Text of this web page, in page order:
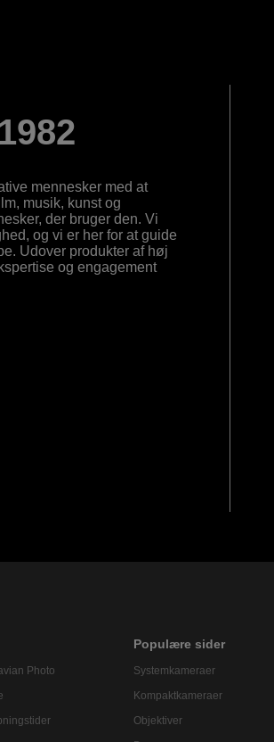
mennesker med at
musik, kunst og
der bruger den. Vi
og vi er her for at guide
Udover produkter af høj
og engagement
Photo
Populære sider
Systemkameraer
Kompaktkameraer
Objektiver